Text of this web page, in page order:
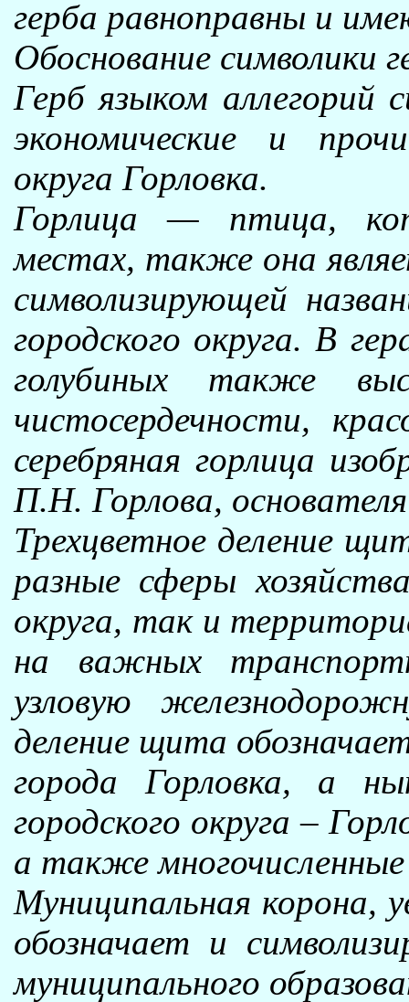
герба равноправны и
Обоснование символики
Герб языком аллегорий
экономические и
округа Горловка.
Горлица — птица,
местах, также она
символизирующей
городского округа. В
голубиных также
чистосердечности,
серебряная горлица
П.Н. Горлова,
Трехцветное деление
разные сферы
округа, так и
на важных
узловую
деление щита
города Горловка, а
городского округа –
а также многочисленные
Муниципальная корона,
обозначает и
муниципального